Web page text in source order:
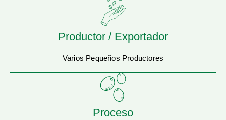
Productor / Exportador
Varios Pequeños Productores
Proceso